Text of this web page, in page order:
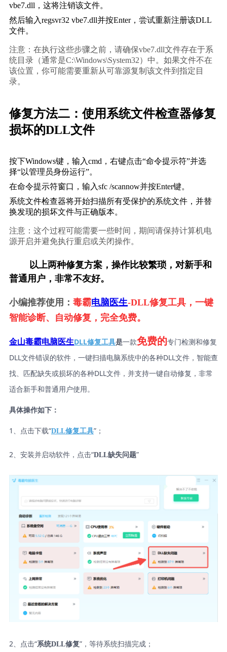
vbe7.dll ，这将注销该文件。
然后输入regsvr32 vbe7.dll并按Enter，尝试重新注册该DLL
文件。
注意：在执行这些步骤之前，请确保vbe7.dll文件存在于系
统目录（通常是C:\Windows\System32）中。如果文件不在
该位置，你可能需要重新从可靠源复制该文件到指定目
录。
修复方法二：使用系统文件检查器修复
损坏的DLL文件
按下Windows键，输入cmd ，右键点击“命令提示符”并选
择“以管理员身份运行”。
在命令提示符窗口，输入sfc /scannow并按Enter键。
系统文件检查器将开始扫描所有受保护的系统文件，并替
换发现的损坏文件与正确版本。
注意：这个过程可能需要一些时间，期间请保持计算机电
源开启并避免执行重启或关闭操作。
以上两种修复方案，操作比较繁琐，对新手和
普通用户，非常不友好。
小编推荐使用： 毒霸电脑医生-DLL修复工具，一键
智能诊断、自动修复，完全免费。
金山毒霸电脑医生DLL修复工具是一款免费的专门检测和修复
DLL文件错误的软件，一键扫描电脑系统中的各种DLL文件，智能查
找、匹配缺失或损坏的各种DLL文件，并支持一键自动修复，非常
适合新手和普通用户使用。
具体操作如下：
1、点击下载“DLL修复工具”；
2、安装并启动软件，点击“DLL缺失问题”
2、点击“系统DLL修复”，等待系统扫描完成；